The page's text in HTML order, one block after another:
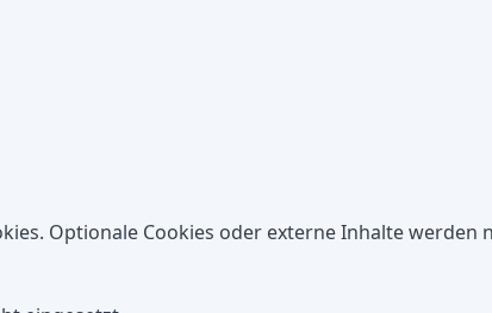
Optionale Cookies oder externe Inhalte werden